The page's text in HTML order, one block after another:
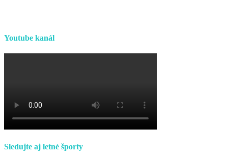
Youtube kanál
Sledujte aj letné športy